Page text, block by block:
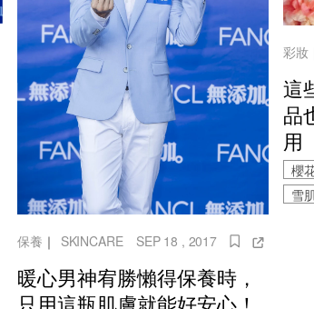
保養 ｜ SKINCARE SEP 18 , 2017
暖心男神宥勝懶得保養時，
只用這瓶肌膚就能好安心！
彩妝
這
品
用
櫻
雪